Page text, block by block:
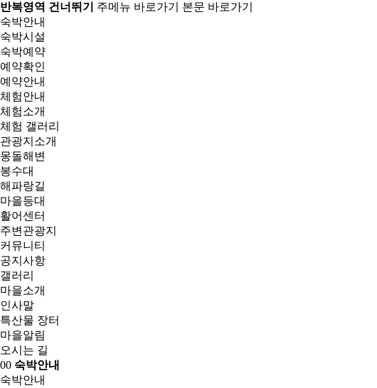
반복영역 건너뛰기 주메뉴 바로가기
본문 바로가기
숙박안내
숙박시설
숙박예약
예약확인
예약안내
체험안내
체험소개
체험 갤러리
관광지소개
몽돌해변
봉수대
해파랑길
마을등대
활어센터
주변관광지
커뮤니티
공지사항
갤러리
마을소개
인사말
특산물 장터
마을알림
오시는 길
00 숙박안내
숙박안내